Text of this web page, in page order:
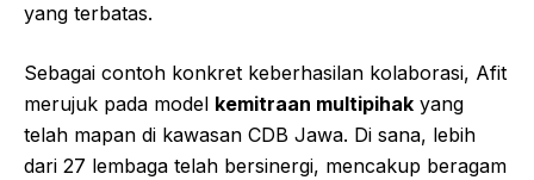
yang terbatas.
Sebagai contoh konkret keberhasilan kolaborasi, Afit
merujuk pada model kemitraan multipihak yang
telah mapan di kawasan CDB Jawa. Di sana, lebih
dari 27 lembaga telah bersinergi, mencakup beragam